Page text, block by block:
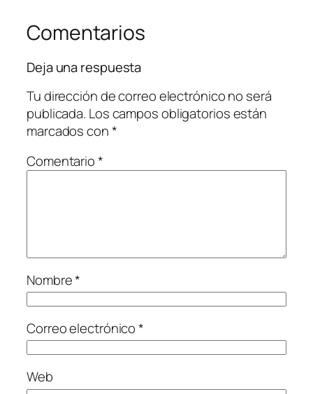
Comentarios
Deja una respuesta
Tu dirección de correo electrónico no será
publicada. Los campos obligatorios están
marcados con*
Comentario*
Nombre*
Correo electrónico*
Web